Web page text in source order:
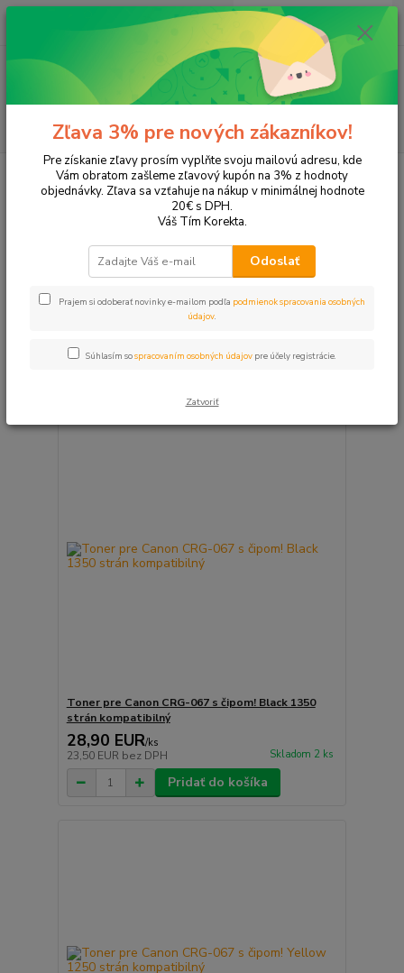
Hľadať
ks
za 0,00 EUR
Tonery a náplne do tlačiarní Canon i-Sensys LBP 631Cw
i-Sensys LBP 631Cw
Upresniť parametre
Najdrahšie
Zobrazujem 1-4 z 4
Toner pre Canon CRG-067 s čipom! Black 1350
strán kompatibilný
28,90 EUR/ks
23,50 EUR bez DPH Skladom 2 ks
Pridať do košíka
Zľava 3% pre nových zákazníkov!
Pre získanie zľavy prosím vyplňte svoju mailovú adresu, kde
Vám obratom zašleme zľavový kupón na 3% z hodnoty
objednávky. Zľava sa vzťahuje na nákup v minimálnej hodnote
20€ s DPH.
Váš Tím Korekta.
Odoslať
Prajem si odoberať novinky e-mailom podľa podmienok spracovania osobných
údajov.
Súhlasím sospracovaním osobných údajov pre účely registrácie.
Zatvoriť